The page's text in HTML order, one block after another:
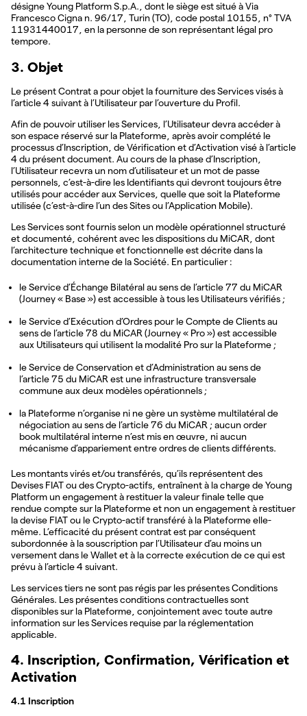
désigne Young Platform S.p.A., dont le siège est situé à Via
Francesco Cigna n. 96/17, Turin (TO), code postal 10155, n° TVA
11931440017, en la personne de son représentant légal pro
tempore.
3. Objet
Le présent Contrat a pour objet la fourniture des Services visés à
l’article 4 suivant à l’Utilisateur par l’ouverture du Profil.
Afin de pouvoir utiliser les Services, l’Utilisateur devra accéder à
son espace réservé sur la Plateforme, après avoir complété le
processus d’Inscription, de Vérification et d’Activation visé à l’article
4 du présent document. Au cours de la phase d’Inscription,
l’Utilisateur recevra un nom d’utilisateur et un mot de passe
personnels, c’est-à-dire les Identifiants qui devront toujours être
utilisés pour accéder aux Services, quelle que soit la Plateforme
utilisée (c’est-à-dire l’un des Sites ou l’Application Mobile).
Les Services sont fournis selon un modèle opérationnel structuré
et documenté, cohérent avec les dispositions du MiCAR, dont
l’architecture technique et fonctionnelle est décrite dans la
documentation interne de la Société. En particulier :
le Service d’Échange Bilatéral au sens de l’article 77 du MiCAR
(Journey « Base ») est accessible à tous les Utilisateurs vérifiés ;
le Service d’Exécution d’Ordres pour le Compte de Clients au
sens de l’article 78 du MiCAR (Journey « Pro ») est accessible
aux Utilisateurs qui utilisent la modalité Pro sur la Plateforme ;
le Service de Conservation et d’Administration au sens de
l’article 75 du MiCAR est une infrastructure transversale
commune aux deux modèles opérationnels ;
la Plateforme n’organise ni ne gère un système multilatéral de
négociation au sens de l’article 76 du MiCAR ; aucun order
book multilatéral interne n’est mis en œuvre, ni aucun
mécanisme d’appariement entre ordres de clients différents.
Les montants virés et/ou transférés, qu’ils représentent des
Devises FIAT ou des Crypto-actifs, entraînent à la charge de Young
Platform un engagement à restituer la valeur finale telle que
rendue compte sur la Plateforme et non un engagement à restituer
la devise FIAT ou le Crypto-actif transféré à la Plateforme elle-
même. L’efficacité du présent contrat est par conséquent
subordonnée à la souscription par l’Utilisateur d’au moins un
versement dans le Wallet et à la correcte exécution de ce qui est
prévu à l’article 4 suivant.
Les services tiers ne sont pas régis par les présentes Conditions
Générales. Les présentes conditions contractuelles sont
disponibles sur la Plateforme, conjointement avec toute autre
information sur les Services requise par la réglementation
applicable.
4. Inscription, Confirmation, Vérification et
Activation
4.1 Inscription